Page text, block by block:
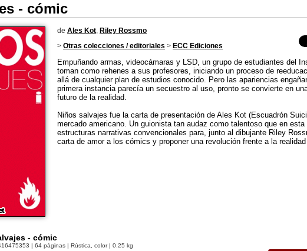
- cómic
de Ales Kot, Riley Rossmo
> Otras colecciones / editoriales > ECC Ediciones
Empuñando armas, videocámaras y LSD, un grupo de estudiantes del
toman como rehenes a sus profesores, iniciando un proceso de
allá de cualquier plan de estudios conocido. Pero las apariencias
primera instancia parecía un secuestro al uso, pronto se convierte en
futuro de la realidad.
Niños salvajes fue la carta de presentación de Ales Kot (Escuadrón
mercado americano. Un guionista tan audaz como talentoso que en
estructuras narrativas convencionales para, junto al dibujante Riley
carta de amor a los cómics y proponer una revolución frente a la
- cómic
| 64 páginas | Rústica, color | 0.25 kg